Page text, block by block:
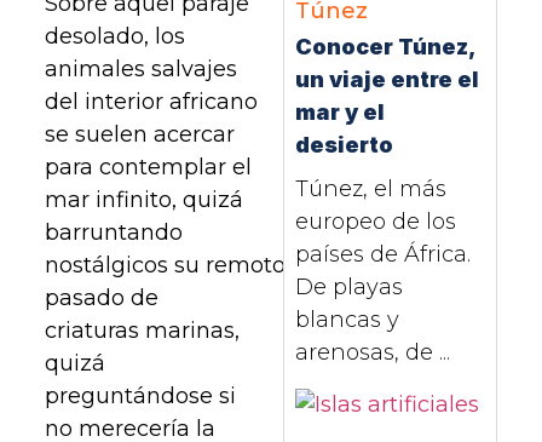
desolado, los
animales salvajes
del interior africano
se suelen acercar
para contemplar el
mar infinito, quizá
barruntando
nostálgicos su remoto
pasado de
criaturas marinas,
quizá
preguntándose si
no merecería la
Túnez
Conocer Túnez,
un viaje entre el
mar y el
desierto
Túnez, el más
europeo de los
países de África.
De playas
blancas y
arenosas, de ...